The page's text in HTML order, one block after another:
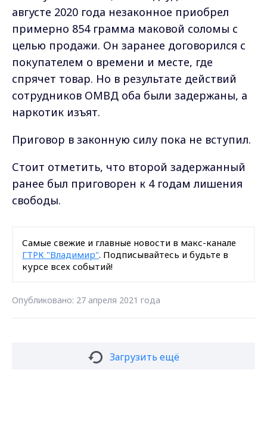
августе 2020 года незаконное приобрел
примерно 854 грамма маковой соломы с
целью продажи. Он заранее договорился с
покупателем о времени и месте, где
спрячет товар. Но в результате действий
сотрудников ОМВД оба были задержаны, а
наркотик изъят.
Приговор в законную силу пока не вступил.
Стоит отметить, что второй задержанный
ранее был приговорен к 4 годам лишения
свободы.
Самые свежие и главные новости в макс-канале
ГТРК "Владимир". Подписывайтесь и будьте в
курсе всех событий!
Опубликовано: 27 апреля 2021 года
Загрузить ещё